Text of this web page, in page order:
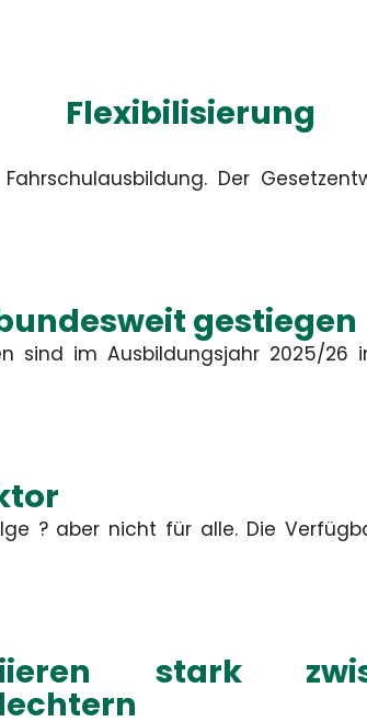
Der
gestiegen
sind im Ausbildungsjahr 2025/26
? aber nicht für alle. Die
stark
und betrieblichen